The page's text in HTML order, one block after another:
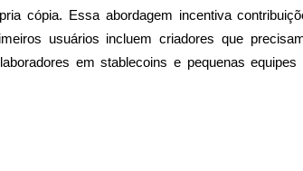
cópia. Essa abordagem incentiva
usuários incluem criadores que
em stablecoins e pequenas equipes